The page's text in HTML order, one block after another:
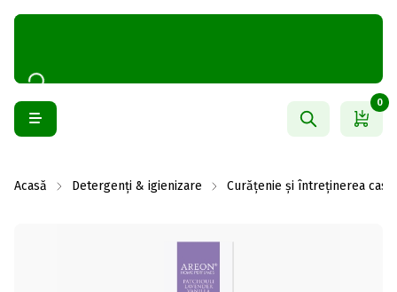
0
Acasă Detergenți & igienizare Curățenie și întreținerea casei